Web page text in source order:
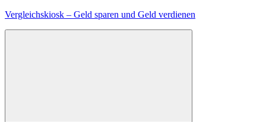
Zum
Vergleichskiosk – Geld sparen und Geld verdienen